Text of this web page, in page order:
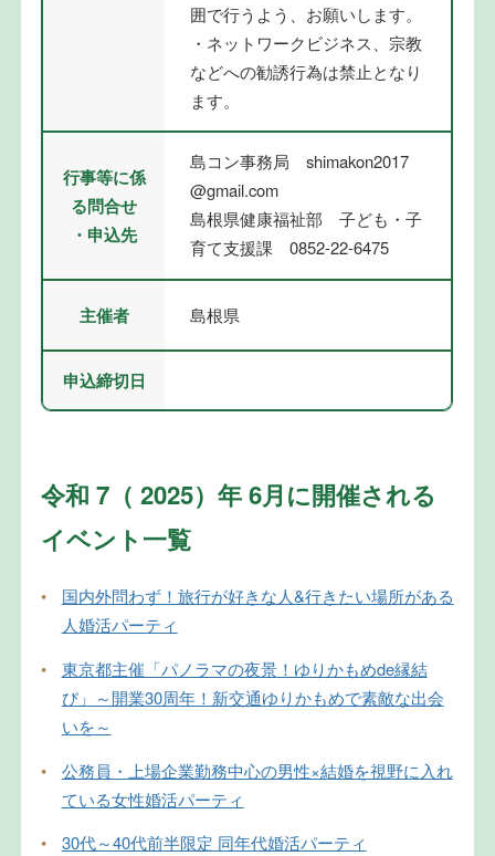
囲で行うよう、お願いします。
・ネットワークビジネス、宗教
などへの勧誘行為は禁止となり
ます。
行事等に係
る問合せ
・申込先
島コン事務局 shimakon2017
@gmail.com
島根県健康福祉部 子ども・子
育て支援課 0852-22-6475
主催者 島根県
申込締切日
令和 7（ 2025）年 6月に開催される
イベント一覧
•
国内外問わず！旅行が好きな人&行きたい場所がある
人婚活パーティ
•
東京都主催「パノラマの夜景！ゆりかもめde縁結
び」～開業30周年！新交通ゆりかもめで素敵な出会
いを～
•
公務員・上場企業勤務中心の男性×結婚を視野に入れ
ている女性婚活パーティ
•
30代～40代前半限定 同年代婚活パーティ